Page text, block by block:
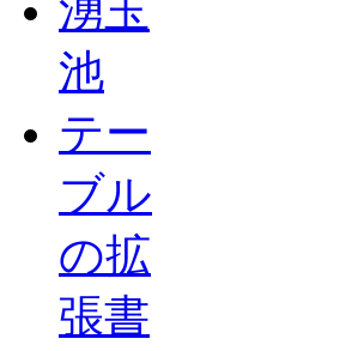
湧玉
池
テー
ブル
の拡
張書